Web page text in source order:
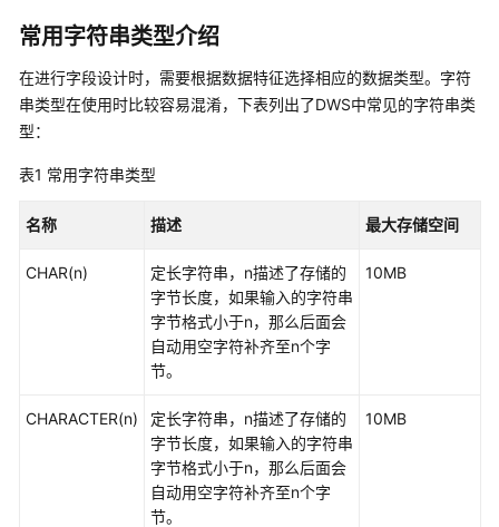
入
用
指
南
最
佳
迁
常用字符串类型介绍
在进行字段设计时，需要根据数据特征选择相应的数据类型。字符
串类型在使用时比较容易混淆，下表列出了DWS中常见的字符串类
型：
表1 常用字符串类型
名称 描述 最大存储空间
CHAR(n)
定长字符串，n描述了存储的
字节长度，如果输入的字符串
字节格式小于n，那么后面会
自动用空字符补齐至n个字
节。
10MB
CHARACTER(n)
定长字符串，n描述了存储的
字节长度，如果输入的字符串
字节格式小于n，那么后面会
自动用空字符补齐至n个字
节。
10MB